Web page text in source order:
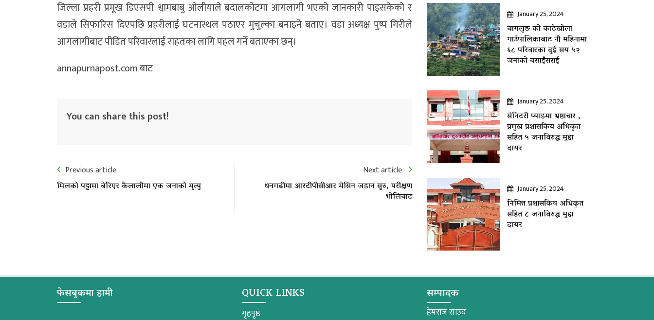
जिल्ला प्रहरी प्रमूख डिएसपी श्वामबाबु ओलीयाले बदालकोटमा आगलागी भएको जानकारी पाइसकेको र
वडाले सिफारिस दिएपछि प्रहरीलाई घटनास्थल पठाएर मुचुल्का बनाइने बताए। वडा अध्यक्ष पुष्प गिरीले
आगलागीबाट पीडित परिवारलाई राहतका लागि पहल गर्ने बताएका छन्।
annapurnapost.com बाट
You can share this post!
Previous article
मिलको पट्टामा बेरिएर कैलालीमा एक जनाको मृत्यु
Next article
धनगढीमा आरटीपीसीआर मेसिन जडान सुरु, परीक्षण
भोलिबाट
January 25, 2024
बागलुङ काे काठेखोला
गाउँपालिकाबाट नौ महिनामा
६८ परिवारका दुई सय ५२
जनाकाे बसाइँसराई
January 25, 2024
सेनिटरी प्याडमा भ्रष्टाचार ,
प्रमुख प्रशासकिय अधिकृत
सहित ५ जनाविरुद्ध मुद्दा
दायर
January 25, 2024
निमित्त प्रशासकिय अधिकृत
सहित ८ जनाविरुद्ध मुद्दा
दायर
फेसबुकमा हामी QUICK LINKS
गृहपृष्ठ
सम्पादक
हेमराज साउद